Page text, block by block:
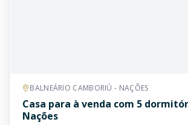
BALNEÁRIO CAMBORIÚ - NAÇÕES
Casa para à venda com 5
Nações